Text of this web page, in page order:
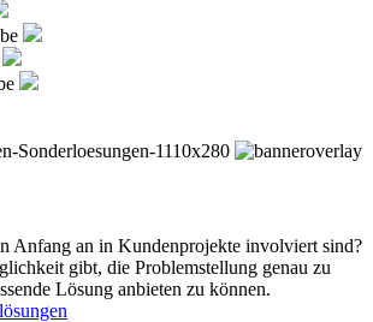
Anfang an in Kundenprojekte involviert sind?
gibt, die Problemstellung genau zu
Lösung anbieten zu können.